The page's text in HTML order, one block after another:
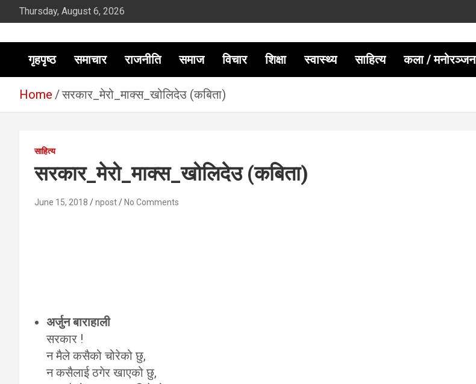
Skip
to
content
Thursday, August 6, 2026
गृहपृष्ठ समाचार राजनीति समाज विचार शिक्षा स्वास्थ्य साहित्य कला / मनोरञ्जन
Home सरकार_मेरो_माक्स_खोलिदेउ (कबिता)
साहित्य
सरकार_मेरो_माक्स_खोलिदेउ (कबिता)
June 15, 2018 npost No Comments
अर्जुन बाराहाली
सरकार !
न मैले कसैको चोरेको छु,
न कसैलाई ठगेर खाएको छु,